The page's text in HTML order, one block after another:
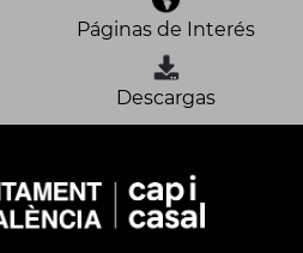
Páginas de Interés
Descargas